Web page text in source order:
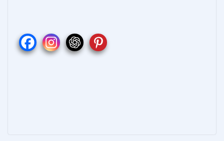
b
o
e
st
e
n
er